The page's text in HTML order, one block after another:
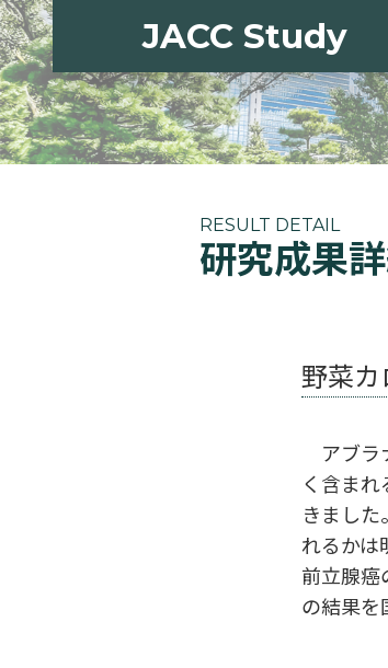
JACC Study
RESULT DETAIL
研究成果
野菜
アブラ
く含ま
きまし
れるかは
前立腺癌
の結果を